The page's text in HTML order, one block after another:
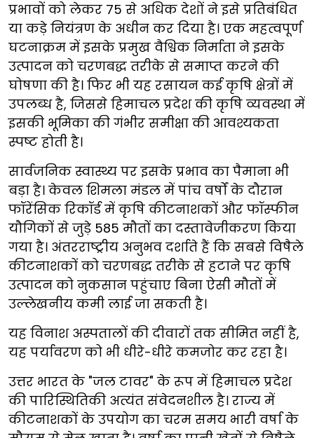
प्रभावों को लेकर 75 से अधिक देशों ने इसे प्रतिबंधित
या कड़े नियंत्रण के अधीन कर दिया है। एक महत्वपूर्ण
घटनाक्रम में इसके प्रमुख वैश्विक निर्माता ने इसके
उत्पादन को चरणबद्ध तरीके से समाप्त करने की
घोषणा की है। फिर भी यह रसायन कई कृषि क्षेत्रों में
उपलब्ध है, जिससे हिमाचल प्रदेश की कृषि व्यवस्था में
इसकी भूमिका की गंभीर समीक्षा की आवश्यकता
स्पष्ट होती है।
सार्वजनिक स्वास्थ्य पर इसके प्रभाव का पैमाना भी
बड़ा है। केवल शिमला मंडल में पांच वर्षों के दौरान
फॉरेंसिक रिकॉर्ड में कृषि कीटनाशकों और फॉस्फीन
यौगिकों से जुड़े 585 मौतों का दस्तावेजीकरण किया
गया है। अंतरराष्ट्रीय अनुभव दर्शाते हैं कि सबसे विषैले
कीटनाशकों को चरणबद्ध तरीके से हटाने पर कृषि
उत्पादन को नुकसान पहुंचाए बिना ऐसी मौतों में
उल्लेखनीय कमी लाई जा सकती है।
यह विनाश अस्पतालों की दीवारों तक सीमित नहीं है,
यह पर्यावरण को भी धीरे-धीरे कमजोर कर रहा है।
उत्तर भारत के "जल टावर" के रूप में हिमाचल प्रदेश
की पारिस्थितिकी अत्यंत संवेदनशील है। राज्य में
कीटनाशकों के उपयोग का चरम समय भारी वर्षा के